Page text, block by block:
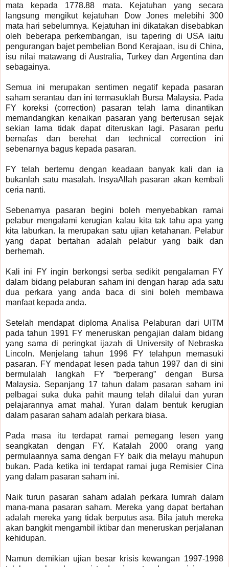
mata kepada 1778.88 mata. Kejatuhan yang secara
langsung mengikut kejatuhan Dow Jones melebihi 300
mata hari sebelumnya. Kejatuhan ini dikatakan disebabkan
oleh beberapa perkembangan, isu tapering di USA iaitu
pengurangan bajet pembelian Bond Kerajaan, isu di China,
isu nilai matawang di Australia, Turkey dan Argentina dan
sebagainya.
Semua ini merupakan sentimen negatif kepada pasaran
saham serantau dan ini termasuklah Bursa Malaysia. Pada
FY koreksi (correction) pasaran telah lama dinantikan
memandangkan kenaikan pasaran yang berterusan sejak
sekian lama tidak dapat diteruskan lagi. Pasaran perlu
bernafas dan berehat dan technical correction ini
sebenarnya bagus kepada pasaran.
FY telah bertemu dengan keadaan banyak kali dan ia
bukanlah satu masalah. InsyaAllah pasaran akan kembali
ceria nanti.
Sebenarnya pasaran begini boleh menyebabkan ramai
pelabur mengalami kerugian kalau kita tak tahu apa yang
kita laburkan. Ia merupakan satu ujian ketahanan. Pelabur
yang dapat bertahan adalah pelabur yang baik dan
berhemah.
Kali ini FY ingin berkongsi serba sedikit pengalaman FY
dalam bidang pelaburan saham ini dengan harap ada satu
dua perkara yang anda baca di sini boleh membawa
manfaat kepada anda.
Setelah mendapat diploma Analisa Pelaburan dari UITM
pada tahun 1991 FY meneruskan pengajian dalam bidang
yang sama di peringkat ijazah di University of Nebraska
Lincoln. Menjelang tahun 1996 FY telahpun memasuki
pasaran. FY mendapat lesen pada tahun 1997 dan di sini
bermulalah langkah FY “berperang” dengan Bursa
Malaysia. Sepanjang 17 tahun dalam pasaran saham ini
pelbagai suka duka pahit maung telah dilalui dan yuran
pelajarannya amat mahal. Yuran dalam bentuk kerugian
dalam pasaran saham adalah perkara biasa.
Pada masa itu terdapat ramai pemegang lesen yang
seangkatan dengan FY. Katalah 2000 orang yang
permulaannya sama dengan FY baik dia melayu mahupun
bukan. Pada ketika ini terdapat ramai juga Remisier Cina
yang dalam pasaran saham ini.
Naik turun pasaran saham adalah perkara lumrah dalam
mana-mana pasaran saham. Mereka yang dapat bertahan
adalah mereka yang tidak berputus asa. Bila jatuh mereka
akan bangkit mengambil iktibar dan meneruskan perjalanan
kehidupan.
Namun demikian ujian besar krisis kewangan 1997-1998